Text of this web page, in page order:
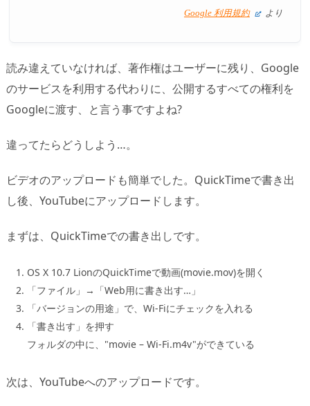
Google 利用規約 より
読み違えていなければ、著作権はユーザーに残り、Google
のサービスを利用する代わりに、公開するすべての権利を
Googleに渡す、と言う事ですよね?
違ってたらどうしよう…。
ビデオのアップロードも簡単でした。QuickTimeで書き出
し後、YouTubeにアップロードします。
まずは、QuickTimeでの書き出しです。
OS X 10.7 LionのQuickTimeで動画(movie.mov)を開く
「ファイル」→「Web用に書き出す…」
「バージョンの用途」で、Wi-Fiにチェックを入れる
「書き出す」を押す
フォルダの中に、"movie – Wi-Fi.m4v"ができている
次は、YouTubeへのアップロードです。